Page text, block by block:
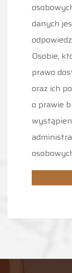
danych
Osobie,
prawo
oraz ich
o prawie